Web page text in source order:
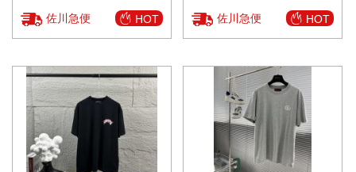
佐川急便 HOT 佐川急便 HOT